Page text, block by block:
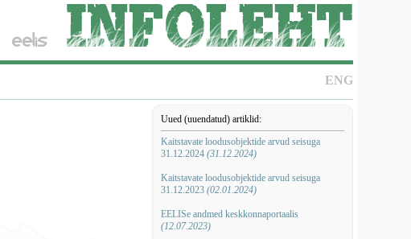
ENG
Uued (uuendatud) artiklid:
Kaitstavate loodusobjektide arvud seisuga
31.12.2024 (31.12.2024)
Kaitstavate loodusobjektide arvud seisuga
31.12.2023 (02.01.2024)
EELISe andmed keskkonnaportaalis
(12.07.2023)